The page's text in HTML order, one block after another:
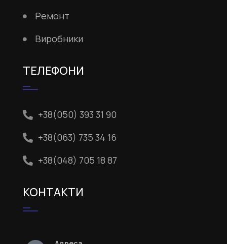
Ремонт
Виробники
ТЕЛЕФОНИ
+38(050) 393 31 90
+38(063) 735 34 16
+38(048) 705 18 87
КОНТАКТИ